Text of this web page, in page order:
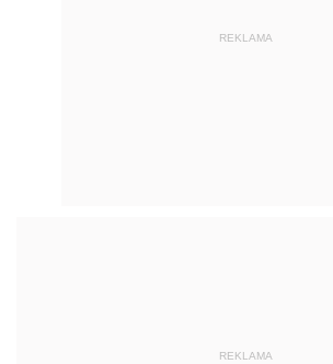
REKLAMA
REKLAMA